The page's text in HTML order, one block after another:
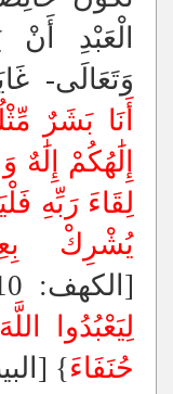
الْعَبْدِ أَنْ
وَتَعَالَى-
أَنَا بَشَرٌ
إِلَٰهُكُمْ إِلَٰهٌ
لِقَاءَ رَبِّهِ
يُشْرِكْ
[الكهف: 110]، {
لِيَعْبُدُوا
حُنَفَاءَ}